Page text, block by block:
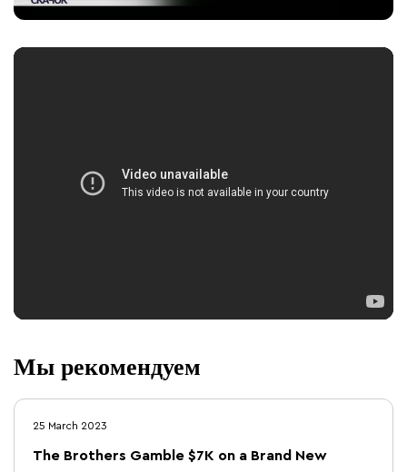
Мы рекомендуем
25 March 2023
The Brothers Gamble $7K on a Brand New